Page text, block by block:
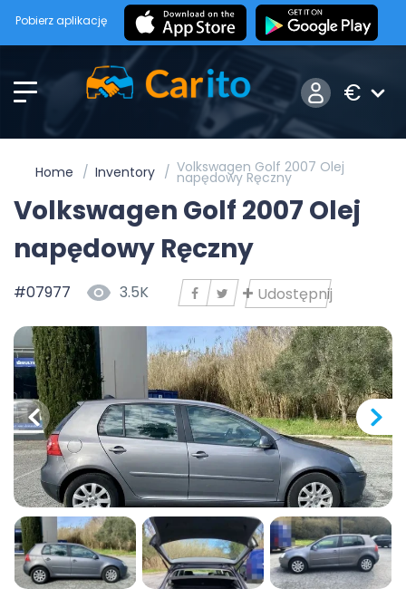
Pobierz aplikację
€
Home Inventory Volkswagen Golf 2007 Olej
napędowy Ręczny
Volkswagen Golf 2007 Olej
napędowy Ręczny
#07977 3.5K Udostępnij